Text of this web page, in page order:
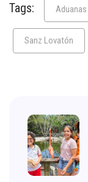
Tags: Aduanas
Sanz Lovatón